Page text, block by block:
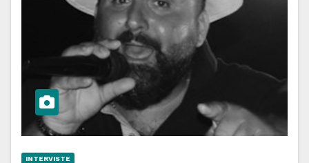
INTERVISTE